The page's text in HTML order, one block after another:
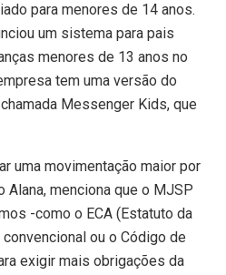
para menores de 14 anos.
um sistema para pais
menores de 13 anos no
tem uma versão do
Messenger Kids, que
uma movimentação maior por
Alana, menciona que o MJSP
-como o ECA (Estatuto da
ou o Código de
exigir mais obrigações da